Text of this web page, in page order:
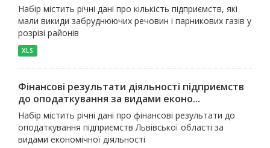
Набір містить річні дані про кількість підприємств, які
мали викиди забруднюючих речовин і парникових газів у
розрізі районів
XLS
Фінансові результати діяльності підприємств
до оподаткування за видами еконо...
Набір містить річні дані про фінансові результати до
оподаткування підприємств Львівської області за
видами економічної діяльності